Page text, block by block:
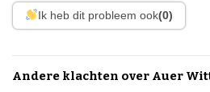
Ik heb dit probleem ook(0)
Andere klachten over Auer